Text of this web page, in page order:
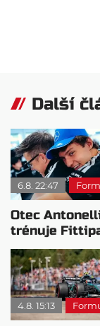
Další
6.8. 22:47
Otec
trénuje
syna: Brazilec
vychvaluje
4.8. 15:13